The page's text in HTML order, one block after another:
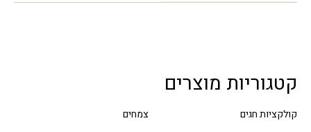
קטגוריות מוצרים
קולקציות חגים
צמחים